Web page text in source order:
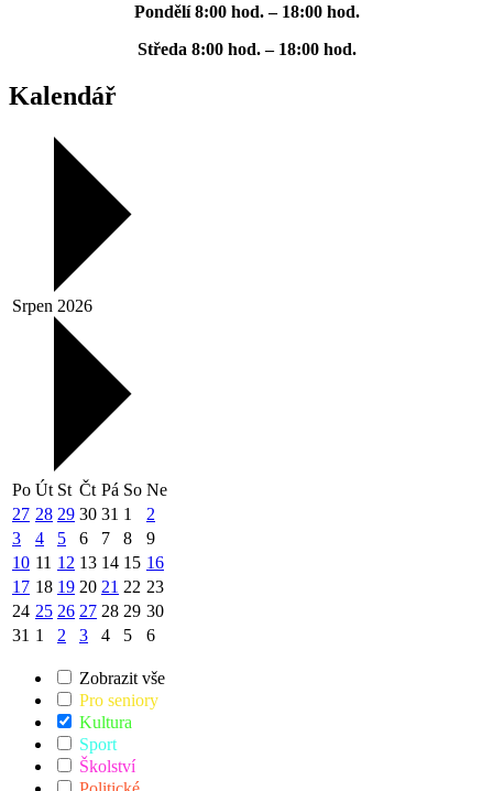
Pondělí 8:00 hod. – 18:00 hod.
Středa 8:00 hod. – 18:00 hod.
Kalendář
Srpen 2026
Po Út St Čt Pá So Ne
27 28 29 30 31 1
2
3
4 5 6 7 8
9
10 11 12 13 14 15 16
17 18 19 20 21 22 23
24 25 26 27 28 29 30
31 1 2 3 4 5 6
Zobrazit vše
Pro seniory
Kultura
Sport
Školství